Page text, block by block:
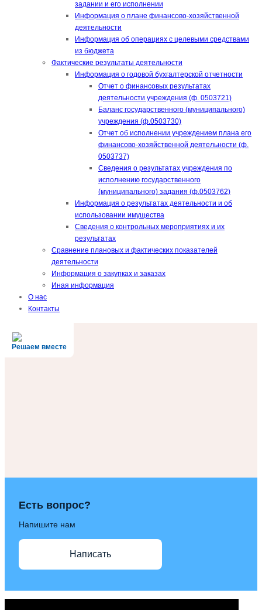
задании и его исполнении
Информация о плане финансово-хозяйственной
деятельности
Информация об операциях с целевыми средствами
из бюджета
Фактические результаты деятельности
Информация о годовой бухгалтерской отчетности
Отчет о финансовых результатах
деятельности учреждения (ф. 0503721)
Баланс государственного (муниципального)
учреждения (ф.0503730)
Отчет об исполнении учреждением плана его
финансово-хозяйственной деятельности (ф.
0503737)
Сведения о результатах учреждения по
исполнению государственного
(муниципального) задания (ф.0503762)
Информация о результатах деятельности и об
использовании имущества
Сведения о контрольных мероприятиях и их
результатах
Сравнение плановых и фактических показателей
деятельности
Информация о закупках и заказах
Иная информация
О нас
Контакты
Решаем вместе
Есть вопрос?
Напишите нам
Написать